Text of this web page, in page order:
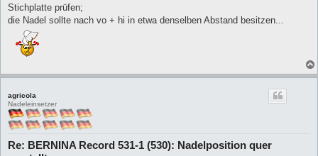
Stichplatte prüfen;
die Nadel sollte nach vo + hi in etwa denselben Abstand besitzen...
agricola
Nadeleinsetzer
Re: BERNINA Record 531-1 (530): Nadelposition quer